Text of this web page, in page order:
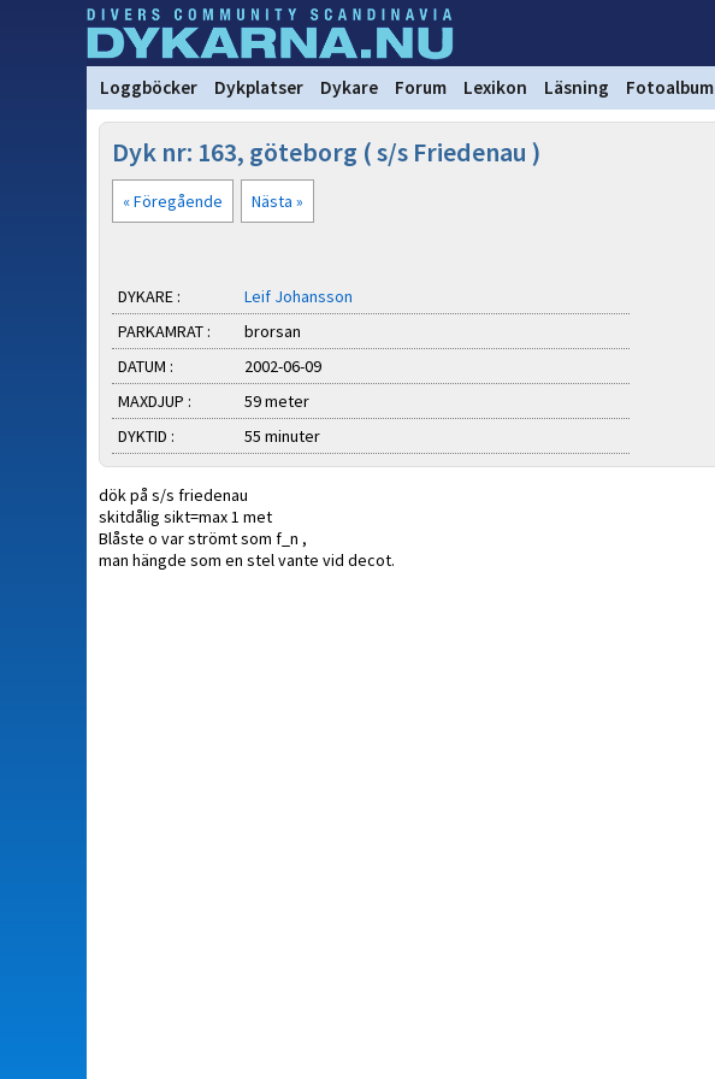
Loggböcker Dykplatser Dykare Forum Lexikon Läsning Fotoalbum
Dyk nr: 163, göteborg ( s/s Friedenau )
« Föregående Nästa »
DYKARE :
Leif Johansson
PARKAMRAT :
brorsan
DATUM :
2002-06-09
MAXDJUP :
59 meter
DYKTID :
55 minuter
dök på s/s friedenau
skitdålig sikt=max 1 met
Blåste o var strömt som f_n ,
man hängde som en stel vante vid decot.